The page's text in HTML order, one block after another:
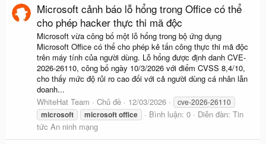
Microsoft cảnh báo lỗ hổng trong Office có thể
cho phép hacker thực thi mã độc
Microsoft vừa công bố một lỗ hổng trong bộ ứng dụng
Microsoft Office có thể cho phép kẻ tấn công thực thi mã độc
trên máy tính của người dùng. Lỗ hổng được định danh CVE-
2026-26110, công bố ngày 10/3/2026 với điểm CVSS 8,4/10,
cho thấy mức độ rủi ro cao đối với cả người dùng cá nhân lẫn
doanh...
WhiteHat Team
Chủ đề 12/03/2026 cve-2026-26110
microsoft microsoftoffice Bình luận: 0 Diễn đàn: Tin
tức An ninh mạng